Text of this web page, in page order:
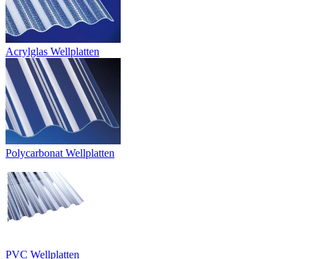
Acrylglas Wellplatten
Polycarbonat Wellplatten
PVC Wellplatten